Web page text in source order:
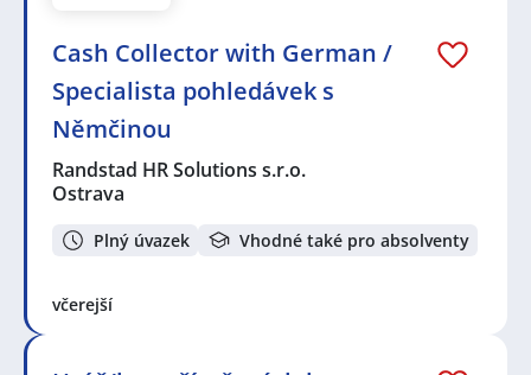
Cash Collector with German /
Specialista pohledávek s
Němčinou
Randstad HR Solutions s.r.o.
Ostrava
Plný úvazek Vhodné také pro absolventy
včerejší